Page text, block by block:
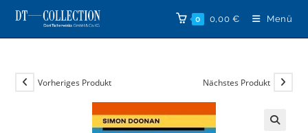
Zum
Inhalt
springen
0 0,00 € Menü
Vorheriges Produkt Nächstes Produkt